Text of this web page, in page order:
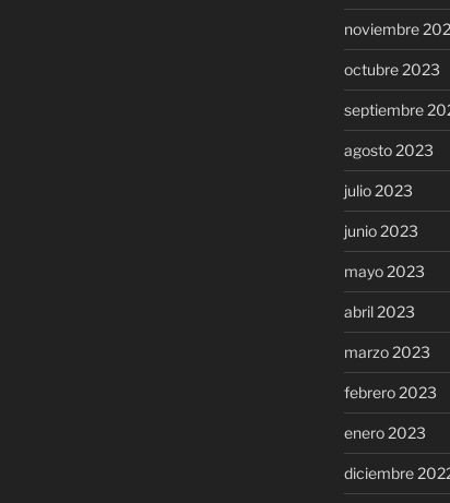
noviembre
octubre 2023
septiembre
agosto 2023
julio 2023
junio 2023
mayo 2023
abril 2023
marzo 2023
febrero 2023
enero 2023
diciembre